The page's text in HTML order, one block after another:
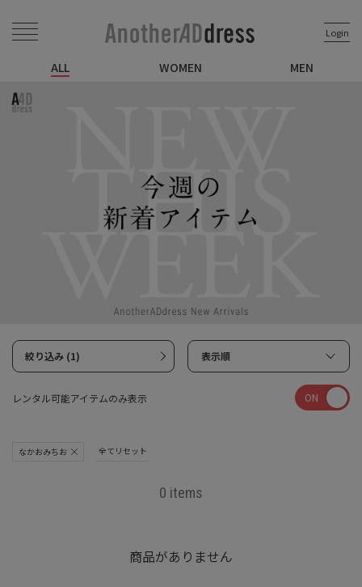
Login
ALL WOMEN MEN
絞り込み (1) 表示順
レンタル可能アイテムのみ表示 ON
なかおみちお 全てリセット
0 items
商品がありません